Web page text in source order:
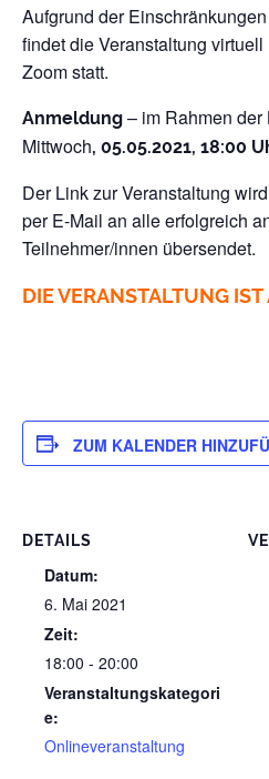
Aufgrund der
findet die Veranstaltung
Zoom statt.
Anmeldung – im Rahmen
Mittwoch, 05.05.2021, 18:00
Der Link zur Veranstaltung
per E-Mail an alle erfolgreich
Teilnehmer/innen übersendet.
DIE VERANSTALTUNG
ZUM KALENDER
DETAILS
Datum:
6. Mai 2021
Zeit:
18:00 - 20:00
Veranstaltungskategori
e:
Onlineveranstaltung